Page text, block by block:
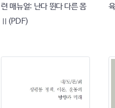
련 매뉴얼: 난다 뛴다 다른 몸
Ⅱ(PDF)